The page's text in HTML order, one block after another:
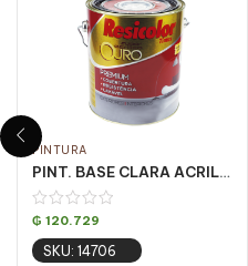
PINTURA
PINT. BASE CLARA ACRILICA OURO FOSCO 3.24LT
₲ 120.729
SKU: 14706